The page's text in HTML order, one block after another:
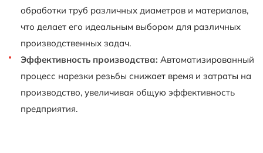
обработки труб различных диаметров и материалов,
что делает его идеальным выбором для различных
производственных задач.
Эффективность производства: Автоматизированный
процесс нарезки резьбы снижает время и затраты на
производство, увеличивая общую эффективность
предприятия.